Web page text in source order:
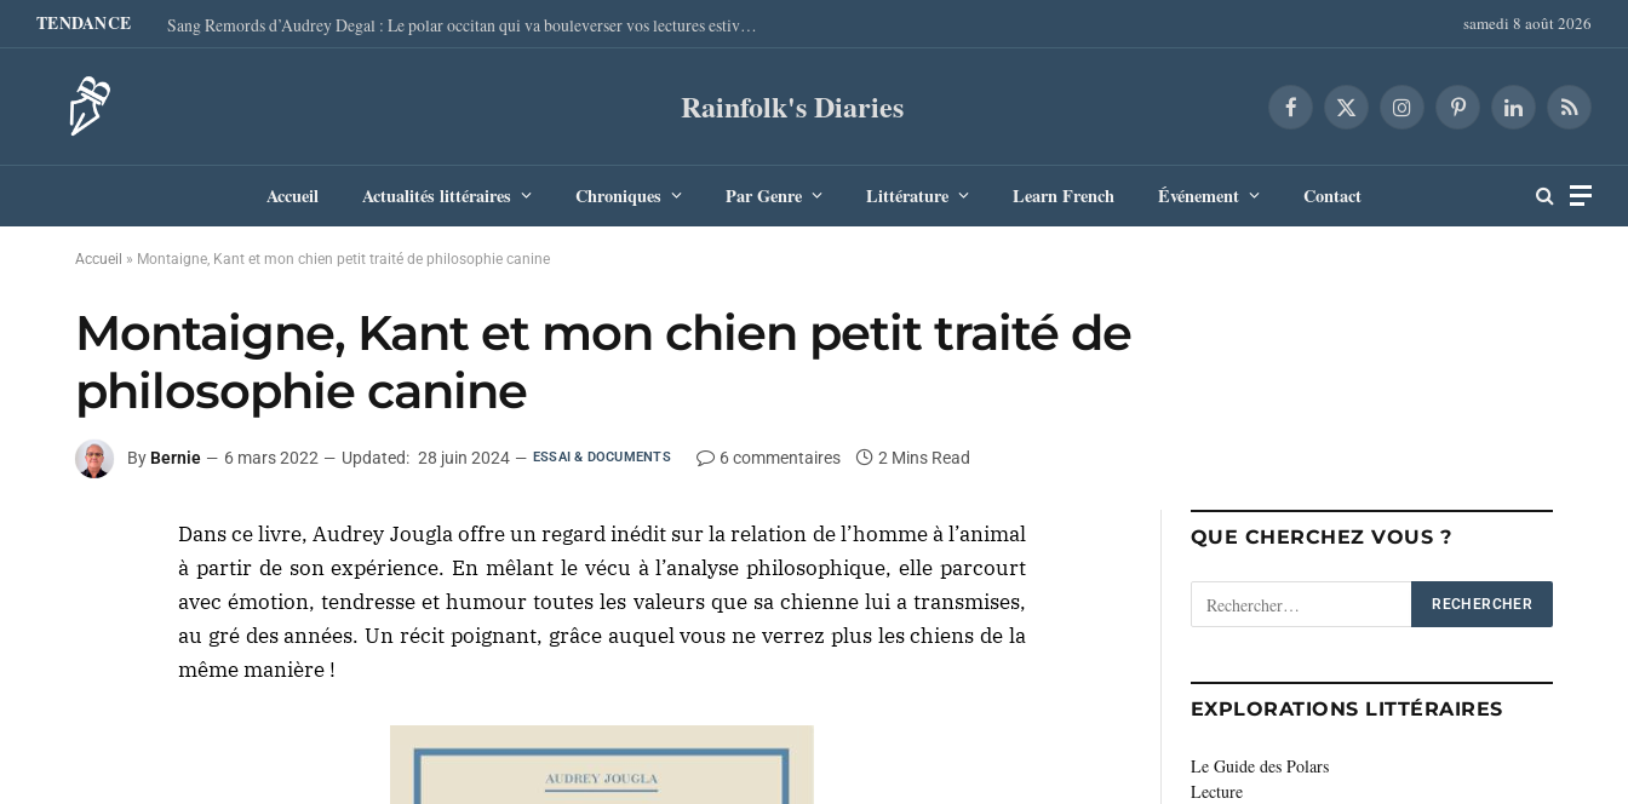
TENDANCE Sang Remords d’Audrey Degal : Le polar occitan qui va bouleverser vos lectures estivales samedi 8 août 2026
Rainfolk's Diaries Facebook
X
InstagramPinterestLinkedInRSS
Accueil Actualités littéraires Chroniques Par Genre Littérature Learn French Événement Contact
Accueil » Montaigne, Kant et mon chien petit traité de philosophie canine
Montaigne, Kant et mon chien petit traité de
philosophie canine
By Bernie 6 mars 2022 Updated: 28 juin 2024 ESSAI & DOCUMENTS 6 commentaires 2 Mins Read
Dans ce livre, Audrey Jougla offre un regard inédit sur la relation de l’homme à l’animal
à partir de son expérience. En mêlant le vécu à l’analyse philosophique, elle parcourt
avec émotion, tendresse et humour toutes les valeurs que sa chienne lui a transmises,
au gré des années. Un récit poignant, grâce auquel vous ne verrez plus les chiens de la
même manière !
QUE CHERCHEZ VOUS ?
EXPLORATIONS LITTÉRAIRES
Le Guide des Polars
Lecture